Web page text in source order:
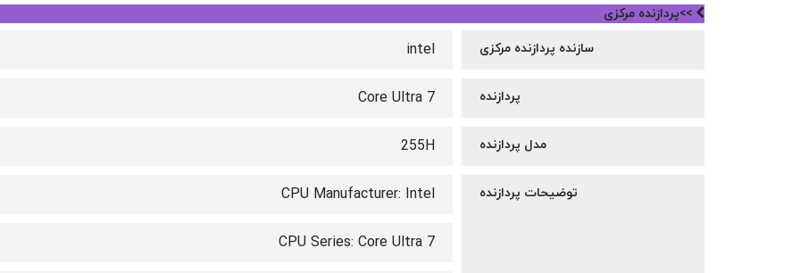
>>پردازنده مرکزی
سازنده پردازنده مرکزی intel
پردازنده Core Ultra 7
مدل پردازنده 255H
توضیحات پردازنده CPU Manufacturer: Intel
CPU Series: Core Ultra 7